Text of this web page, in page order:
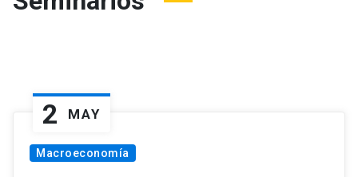
2 MAY
Macroeconomía